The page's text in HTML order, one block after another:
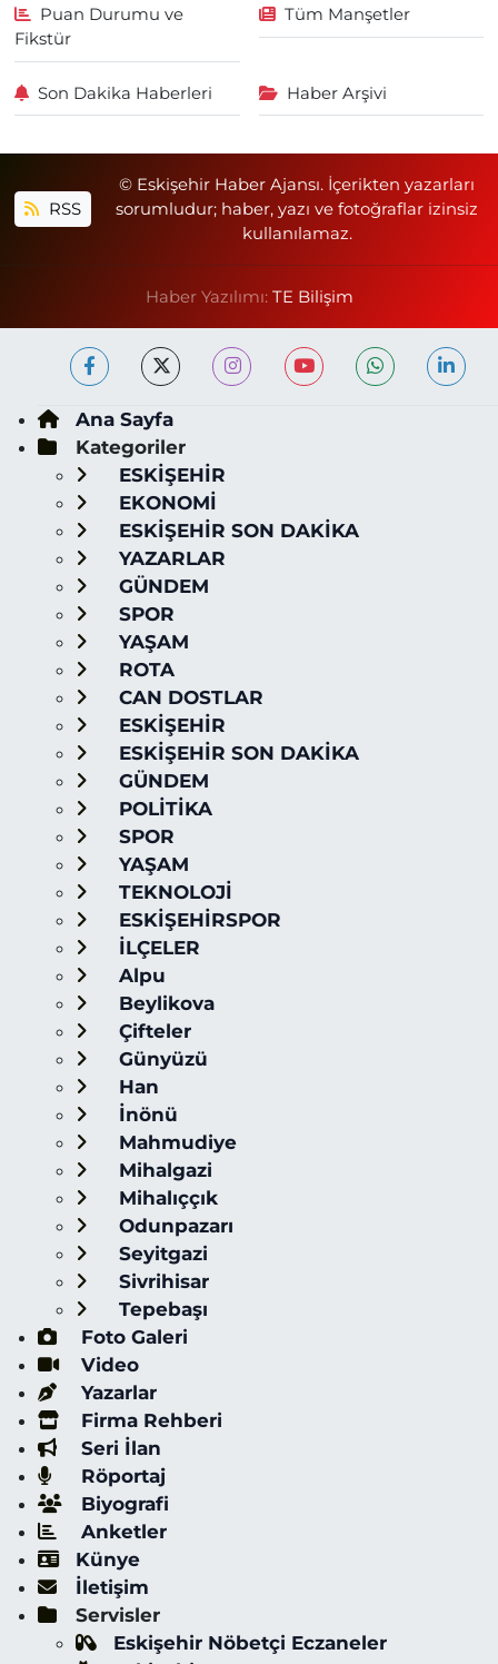
Puan Durumu ve
Fikstür
Tüm Manşetler
Son Dakika Haberleri Haber Arşivi
RSS
© Eskişehir Haber Ajansı. İçerikten yazarları
sorumludur; haber, yazı ve fotoğraflar izinsiz
kullanılamaz.
Haber Yazılımı: TE Bilişim
Ana Sayfa
Kategoriler
ESKİŞEHİR
EKONOMİ
ESKİŞEHİR SON DAKİKA
YAZARLAR
GÜNDEM
SPOR
YAŞAM
ROTA
CAN DOSTLAR
ESKİŞEHİR
ESKİŞEHİR SON DAKİKA
GÜNDEM
POLİTİKA
SPOR
YAŞAM
TEKNOLOJİ
ESKİŞEHİRSPOR
İLÇELER
Alpu
Beylikova
Çifteler
Günyüzü
Han
İnönü
Mahmudiye
Mihalgazi
Mihalıççık
Odunpazarı
Seyitgazi
Sivrihisar
Tepebaşı
Foto Galeri
Video
Yazarlar
Firma Rehberi
Seri İlan
Röportaj
Biyografi
Anketler
Künye
İletişim
Servisler
Eskişehir Nöbetçi Eczaneler